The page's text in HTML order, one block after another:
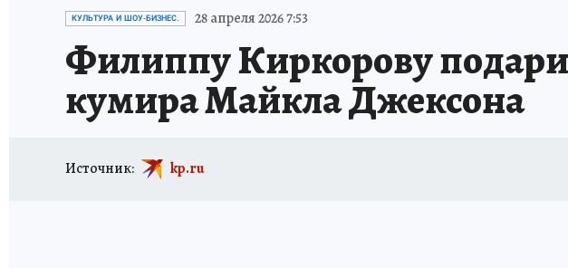
ИСПЫТАНО НА СЕБЕ
КУЛЬТУРА И ШОУ-БИЗНЕС. 28 апреля 2026 7:53
Филиппу Киркорову
кумира Майкла Джексона
Источник: kp.ru